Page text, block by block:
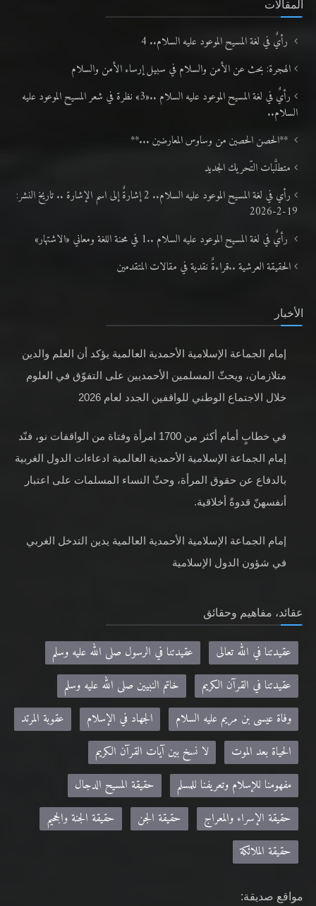
رأيٌ في لغة المسيح الموعود عليه السلام.. 4
الهجرة: بحث عن الأمن والسلام في سبيل إرساء الأمن والسلام
رأيٌ في لغة المسيح الموعود عليه السلام ..«3» نظرة في شعر المسيح الموعود عليه
السلام..
**الحصن الحصين من وساوس المعارضين ...**
متطلَّبات التّحريك الجديد
رأيٌ في لغة المسيح الموعود عليه السلام ..1 في محنة اللغة ومعاني «الاشتهار»
الحقيقة العرشية ..قراءةٌ نقدية في مقالات المتقدمين
إمام الجماعة الإسلامية الأحمدية العالمية يؤكد أن العلم والدين
متلازمان، ويحثّ المسلمين الأحمديين على التفوّق في العلوم
في خطابٍ أمام أكثر من 1700 امرأة وفتاة من الواقفات نو، فنّد
إمام الجماعة الإسلامية الأحمدية العالمية ادعاءات الدول الغربية
بالدفاع عن حقوق المرأة، وحثّ النساء المسلمات على اعتبار
إمام الجماعة الإسلامية الأحمدية العالمية يدين التدخل الغربي
عقيدتنا في الله تعالى
عقيدتنا في الرسول صلى الله عليه وسلم
عقيدتنا في القرآن الكريم
خاتم النبيين صلى الله عليه وسلم
وفاة عيسى بن مريم عليه السلام
الجهاد في الإسلام
الحياة بعد الموت
لا نسخ بين آيات القرآن الكريم
مفهومنا للإسلام وتعريفنا للمسلم
حقيقة المسيح الدجال
حقيقة الإسراء والمعراج
حقيقة الجن
حقيقة الجنة والجحيم
حقيقة الملائكة
مواقع صديقة:
Khilafa.net - موقع حضرة مرزا مسرور أحمد نصره الله